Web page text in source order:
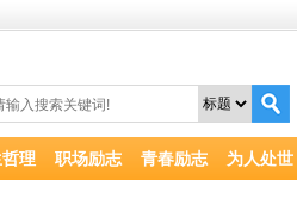
哲理 职场励志 青春励志 为人处世